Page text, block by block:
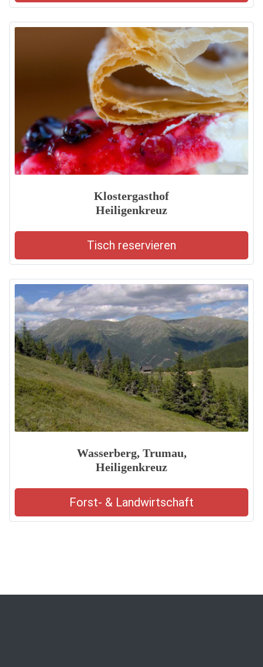
Klostergasthof
Heiligenkreuz
Tisch reservieren
Wasserberg, Trumau,
Heiligenkreuz
Forst- & Landwirtschaft